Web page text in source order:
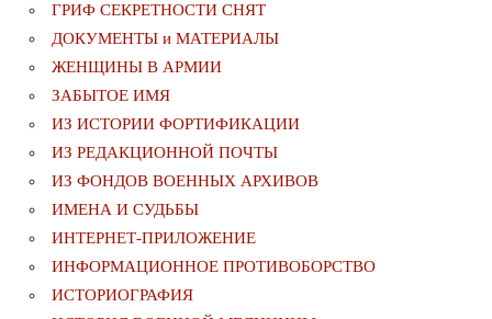
ГРИФ СЕКРЕТНОСТИ СНЯТ
ДОКУМЕНТЫ и МАТЕРИАЛЫ
ЖЕНЩИНЫ В АРМИИ
ЗАБЫТОЕ ИМЯ
ИЗ ИСТОРИИ ФОРТИФИКАЦИИ
ИЗ РЕДАКЦИОННОЙ ПОЧТЫ
ИЗ ФОНДОВ ВОЕННЫХ АРХИВОВ
ИМЕНА И СУДЬБЫ
ИНТЕРНЕТ-ПРИЛОЖЕНИЕ
ИНФОРМАЦИОННОЕ ПРОТИВОБОРСТВО
ИСТОРИОГРАФИЯ